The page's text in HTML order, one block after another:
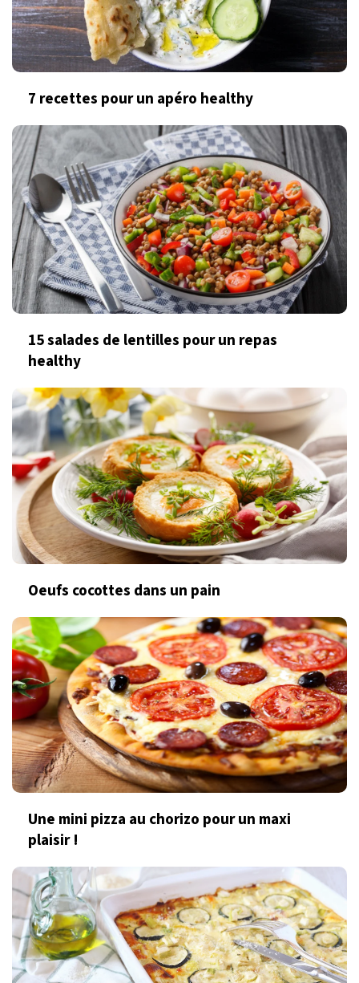
7 recettes pour un apéro healthy
15 salades de lentilles pour un repas
healthy
Oeufs cocottes dans un pain
Une mini pizza au chorizo pour un maxi
plaisir !